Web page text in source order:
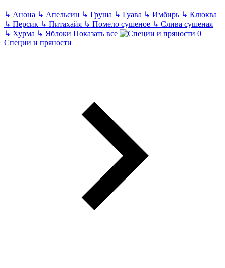
↳ Анона ↳ Апельсин ↳ Груша ↳ Гуава ↳ Имбирь ↳ Клюква
↳ Персик ↳ Питахайя ↳ Помело сушеное ↳ Слива сушеная
↳ Хурма ↳ Яблоки Показать все
Специи и пряности